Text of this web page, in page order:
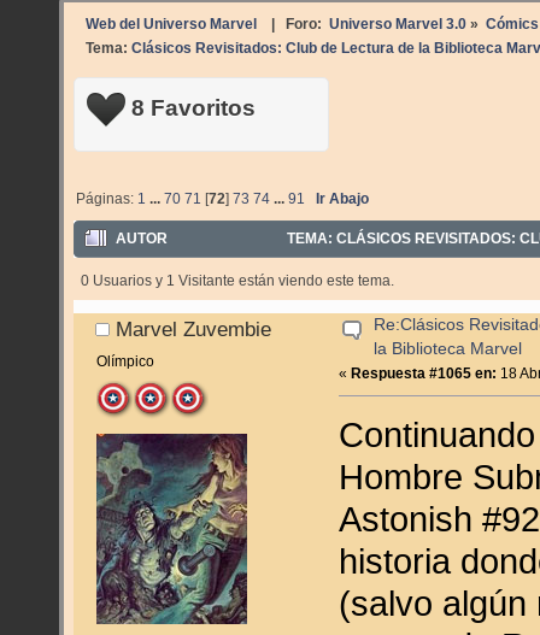
Web del Universo Marvel | Foro: Universo Marvel 3.0» Cómics
Tema: Clásicos Revisitados: Club de Lectura de la Biblioteca
8 Favoritos
Páginas: 1 ...70 71 [72]73 74 ...91 Ir Abajo
AUTOR TEMA: CLÁSICOS REVISITADOS:
0 Usuarios y 1 Visitante están viendo este tema.
Marvel Zuvembie
Olímpico
Re:Clásicos
la Biblioteca Marvel
«Respuesta #1065 en: 18
Hombre
Astonish
historia
(salvo algún